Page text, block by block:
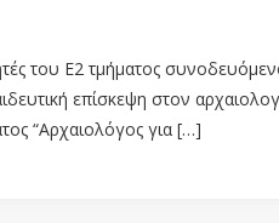
του Ε2 τμήματος
επίσκεψη στον
“Αρχαιολόγος για […]